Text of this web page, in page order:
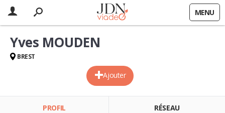
MENU
Ajouter
Yves MOUDEN
BREST
PROFIL RÉSEAU